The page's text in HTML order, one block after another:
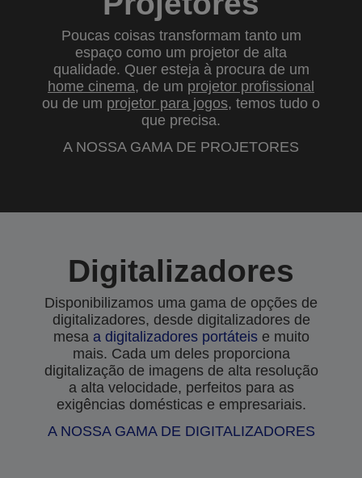
Poucas coisas transformam tanto um
espaço como um projetor de alta
qualidade. Quer esteja à procura de um
home cinema, de um projetor profissional
ou de um projetor para jogos, temos tudo o
que precisa.
A NOSSA GAMA DE PROJETORES
Digitalizadores
Disponibilizamos uma gama de opções de
digitalizadores, desde digitalizadores de
mesaa digitalizadores portáteise muito
mais. Cada um deles proporciona
digitalização de imagens de alta resolução
a alta velocidade, perfeitos para as
exigências domésticas e empresariais.
A NOSSA GAMA DE DIGITALIZADORES